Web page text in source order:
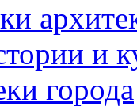
и
города